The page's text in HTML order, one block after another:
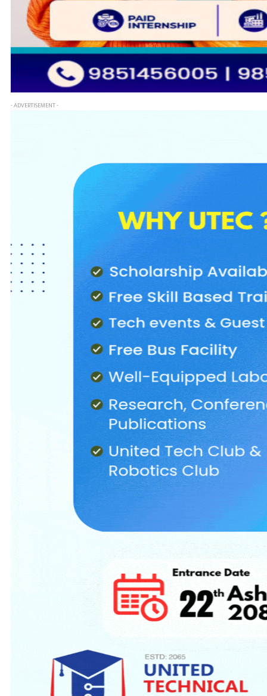
- ADVERTISEMENT -